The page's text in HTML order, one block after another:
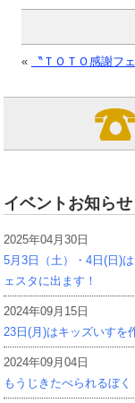
« 〝ＴＯＴＯ感謝フ
イベントお知らせ
2025年04月30日
5月3日（土）・4日(日)
ェスタに出ます！
2024年09月15日
23日(月)はキッズいすを
2024年09月04日
もうじきたべられるぼく